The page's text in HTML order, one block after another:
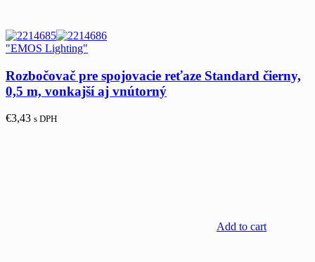
"EMOS Lighting"
Rozbočovač pre spojovacie reťaze Standard čierny,
0,5 m, vonkajší aj vnútorný
€3,43 s DPH
Add to cart